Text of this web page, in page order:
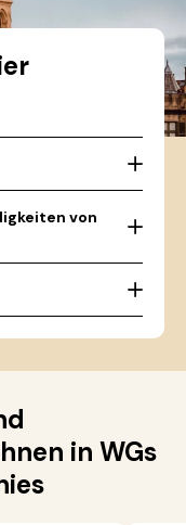
von
in WGs